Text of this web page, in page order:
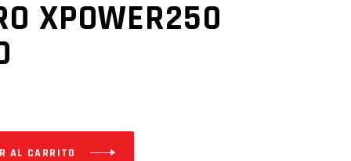
XPOWER250
AL CARRITO